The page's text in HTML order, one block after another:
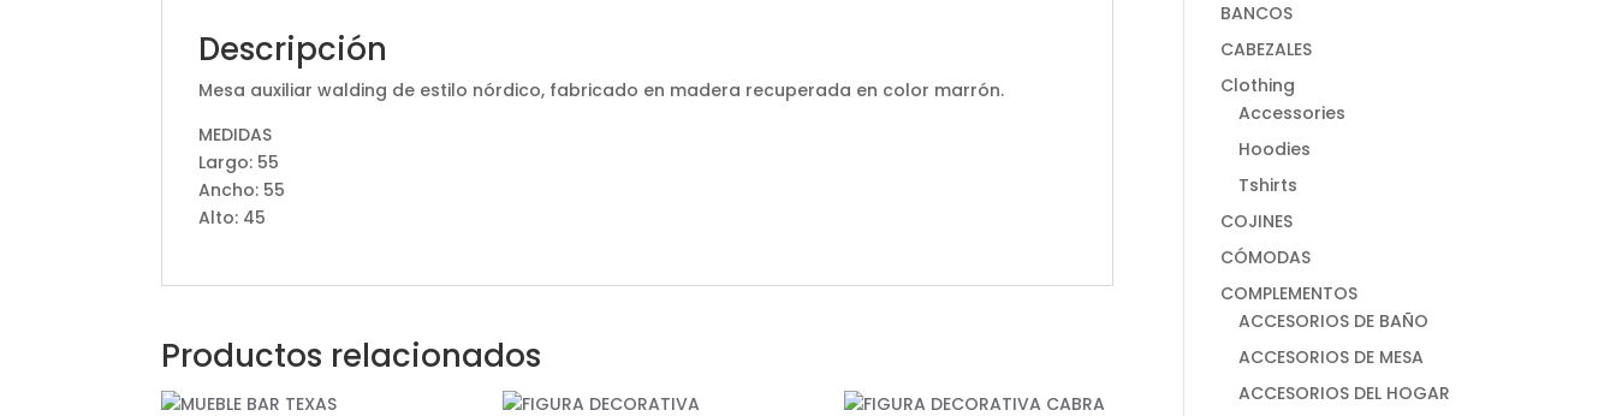
Descripción
Mesa auxiliar walding de estilo nórdico, fabricado en madera recuperada en color marrón.
MEDIDAS
Largo: 55
Ancho: 55
Alto: 45
Productos relacionados
BANCOS
CABEZALES
Clothing
Accessories
Hoodies
Tshirts
COJINES
CÓMODAS
COMPLEMENTOS
ACCESORIOS DE BAÑO
ACCESORIOS DE MESA
ACCESORIOS DEL HOGAR